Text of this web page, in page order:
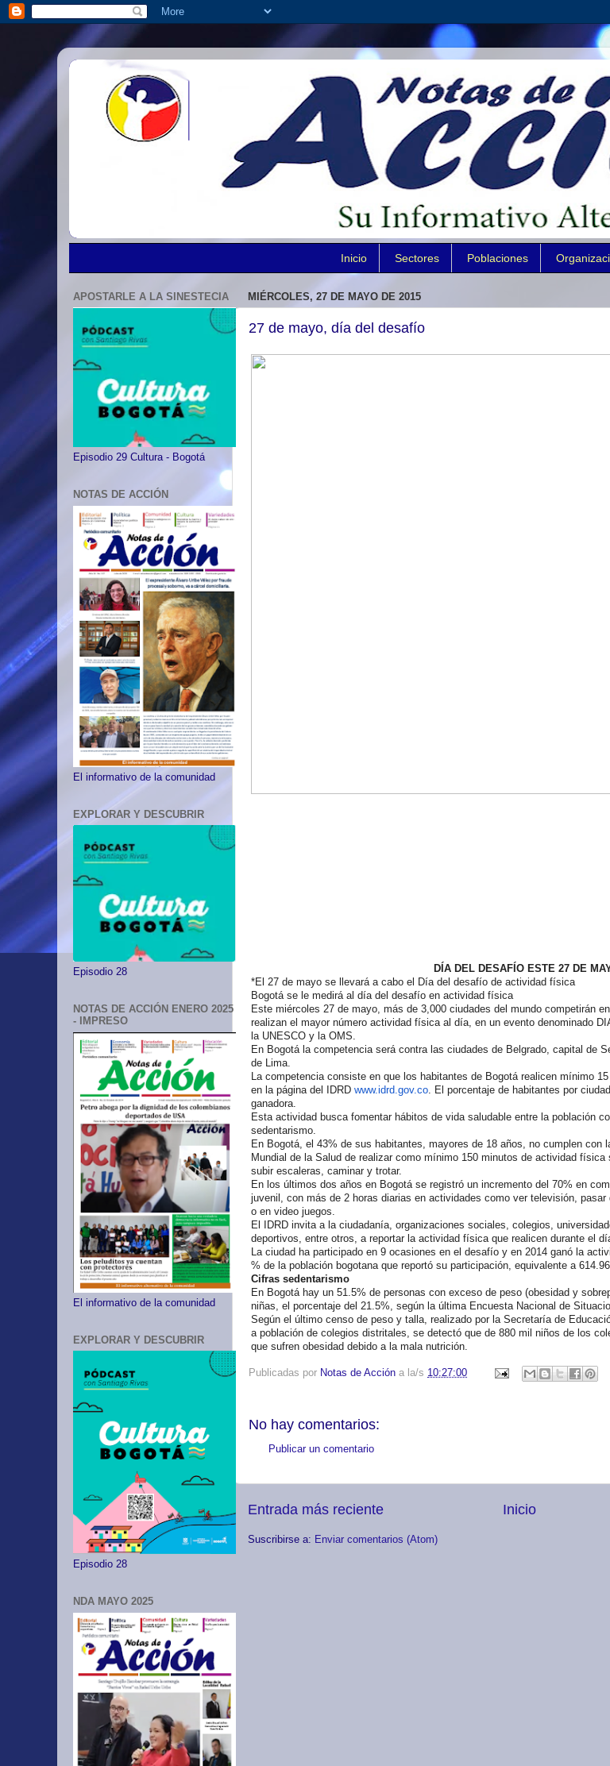
Inicio Sectores Poblaciones
MIÉRCOLES, 27 DE MAYO DE 2015
27 de mayo, día del desafío
DÍA DEL DESAFÍO ESTE 27 DE
*El 27 de mayo se llevará a cabo el Día del desafío de actividad física
Bogotá se le medirá al día del desafío en actividad física
Este miércoles 27 de mayo, más de 3,000 ciudades del mundo competirán
realizan el mayor número actividad física al día, en un evento denominado
la UNESCO y la OMS.
En Bogotá la competencia será contra las ciudades de Belgrado, capital de
de Lima.
La competencia consiste en que los habitantes de Bogotá realicen mínimo
en la página del IDRD www.idrd.gov.co. El porcentaje de habitantes por
ganadora.
Esta actividad busca fomentar hábitos de vida saludable entre la población
sedentarismo.
En Bogotá, el 43% de sus habitantes, mayores de 18 años, no cumplen con
Mundial de la Salud de realizar como mínimo 150 minutos de actividad física
subir escaleras, caminar y trotar.
En los últimos dos años en Bogotá se registró un incremento del 70% en
juvenil, con más de 2 horas diarias en actividades como ver televisión, pasar
o en video juegos.
El IDRD invita a la ciudadanía, organizaciones sociales, colegios,
deportivos, entre otros, a reportar la actividad física que realicen durante el
La ciudad ha participado en 9 ocasiones en el desafío y en 2014 ganó la
% de la población bogotana que reportó su participación, equivalente a
Cifras sedentarismo
En Bogotá hay un 51.5% de personas con exceso de peso (obesidad y
niñas, el porcentaje del 21.5%, según la última Encuesta Nacional de
Según el último censo de peso y talla, realizado por la Secretaría de
a población de colegios distritales, se detectó que de 880 mil niños de los
que sufren obesidad debido a la mala nutrición.
Publicadas por Notas de Acción a la/s 10:27:00
No hay comentarios:
Publicar un comentario
Entrada más reciente Inicio
Suscribirse a: Enviar comentarios (Atom)
APOSTARLE A LA SINESTECIA
Episodio 29 Cultura - Bogotá
NOTAS DE ACCIÓN
El informativo de la comunidad
EXPLORAR Y DESCUBRIR
Episodio 28
NOTAS DE ACCIÓN ENERO 2025
- IMPRESO
El informativo de la comunidad
EXPLORAR Y DESCUBRIR
Episodio 28
NDA MAYO 2025